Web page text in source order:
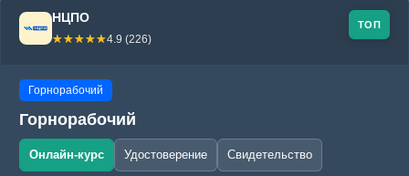
ТОП
НЦПО
☆☆☆☆☆
★★★★★4.9 (226)
Горнорабочий
Горнорабочий
Онлайн-курс Удостоверение Свидетельство